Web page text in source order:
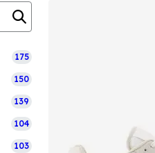
175
150
139
104
103